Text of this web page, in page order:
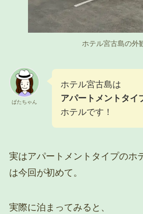
ホテル宮古島の外
ぱたちゃん
ホテル宮古島は
アパートメントタイ
ホテルです！
実はアパートメントタイプのホ
は今回が初めて。
実際に泊まってみると、